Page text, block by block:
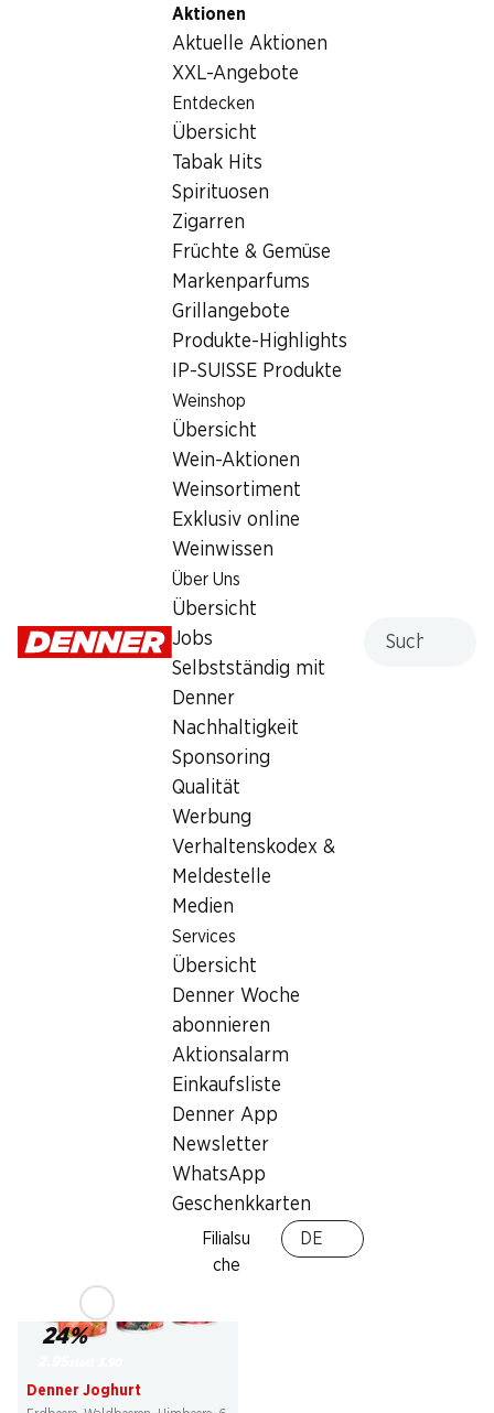
Aktionen
Aktuelle Aktionen
XXL-Angebote
Entdecken
Übersicht
Tabak Hits
Spirituosen
Zigarren
Früchte & Gemüse
Markenparfums
Grillangebote
Produkte-Highlights
IP-SUISSE Produkte
Weinshop
Übersicht
Wein-Aktionen
Weinsortiment
Exklusiv online
Weinwissen
Über Uns
Übersicht
Jobs
Selbstständig mit
Denner
Nachhaltigkeit
Sponsoring
Qualität
Werbung
Verhaltenskodex &
Meldestelle
Medien
Services
Übersicht
Denner Woche
abonnieren
Aktionsalarm
Einkaufsliste
Denner App
Newsletter
WhatsApp
Geschenkkarten
Filialsu
che
DE
Lebensmittel
Milch/Käse/Eier
Andros Gourmand & Végétal
Andros Gourmand & Végétal
mit Kokosmilch, nature, ohne Zuckerzusatz, 400 g
Labels und Auszeichnungen
1008526
Was andere Kunden kaufen
Halbhartkäse, aus Siders, ca. 375 g,
* Nur in der deutschen und
2.95
TamTam Flan Schweizer
Schokolade
2 x 4 x 100 g
24%
Denner Joghurt